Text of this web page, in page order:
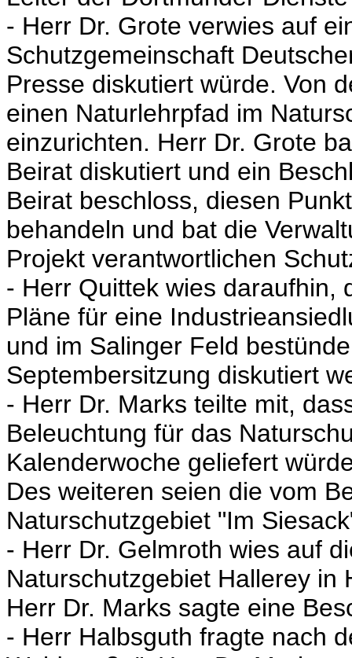
- Herr Dr. Grote verwies auf
Schutzgemeinschaft
Presse diskutiert würde. Von
einen Naturlehrpfad im
einzurichten. Herr Dr. Grote
Beirat diskutiert und ein
Beirat beschloss, diesen
behandeln und bat die
Projekt verantwortlichen
- Herr Quittek wies daraufhin,
Pläne für eine
und im Salinger Feld
Septembersitzung diskutiert
- Herr Dr. Marks teilte mit,
Beleuchtung für das
Kalenderwoche geliefert
Des weiteren seien die vom
Naturschutzgebiet "Im
- Herr Dr. Gelmroth wies auf
Naturschutzgebiet Hallerey in
Herr Dr. Marks sagte eine
- Herr Halbsguth fragte nach